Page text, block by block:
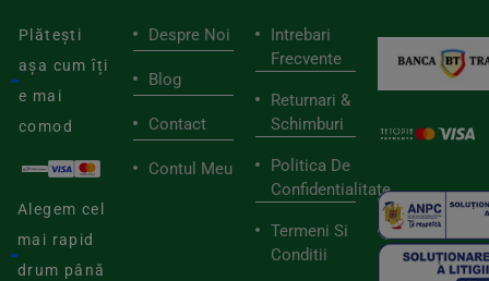
Plătești
așa cum îți
e mai
comod
Alegem cel
mai rapid
drum până
Despre Noi
Blog
Contact
Contul Meu
Intrebari
Frecvente
Returnari &
Schimburi
Politica De
Confidentialitate
Termeni Si
Conditii